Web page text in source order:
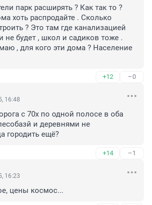
парк расширять ? Как так то ?
хоть распродайте . Сколько
? Это там где канализацией
не будет , школ и садиков тоже .
, для кого эти дома ? Население
+12 –0
16:48
с 70х по одной полосе в оба
и деревнями не
городить ещё?
+14 –1
16:23
цены космос...